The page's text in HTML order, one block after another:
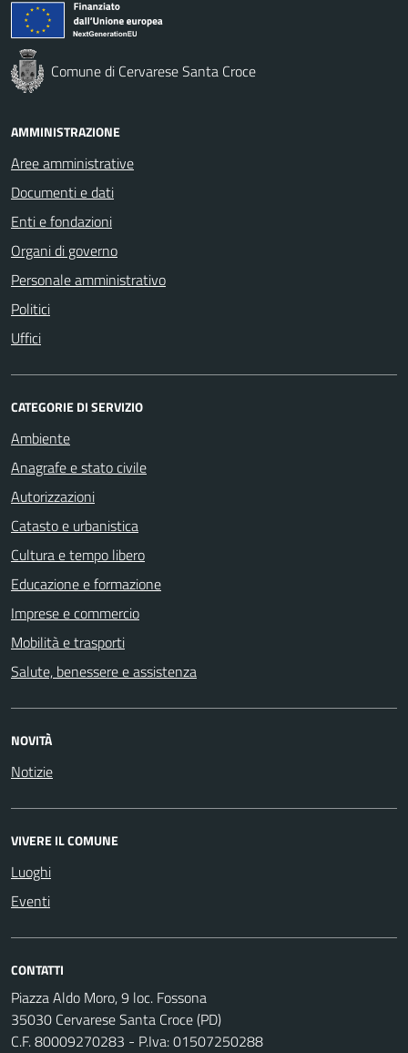
Comune di Cervarese Santa Croce
AMMINISTRAZIONE
Aree amministrative
Documenti e dati
Enti e fondazioni
Organi di governo
Personale amministrativo
Politici
Uffici
CATEGORIE DI SERVIZIO
Ambiente
Anagrafe e stato civile
Autorizzazioni
Catasto e urbanistica
Cultura e tempo libero
Educazione e formazione
Imprese e commercio
Mobilità e trasporti
Salute, benessere e assistenza
NOVITÀ
Notizie
VIVERE IL COMUNE
Luoghi
Eventi
CONTATTI
Piazza Aldo Moro, 9 loc. Fossona
35030 Cervarese Santa Croce (PD)
C.F. 80009270283 - P.Iva: 01507250288